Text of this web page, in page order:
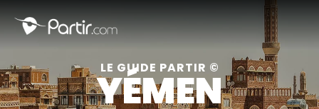
LE GUIDE PARTIR ©
YÉMEN
Fermer
📍 Destinations populaires